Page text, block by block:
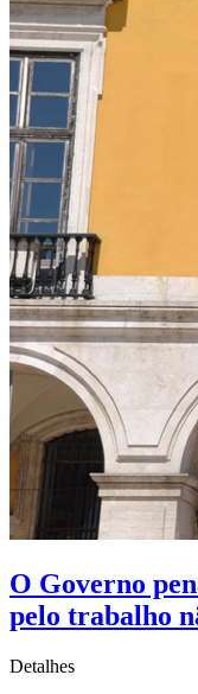
O Governo
pelo trabalho
Detalhes